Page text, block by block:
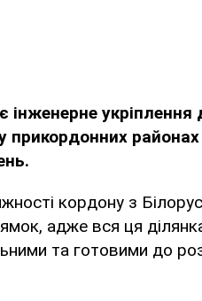
інженерне
прикордонних
кордону з
адже вся ця
та готовими до